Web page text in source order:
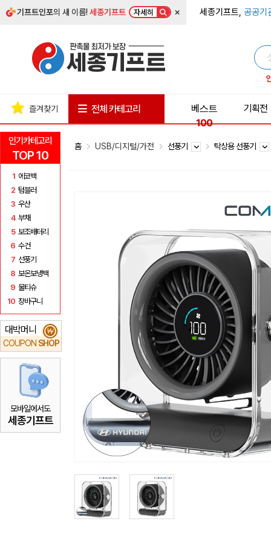
기프트인포의 새 이름!세종기프트 자세히 × 세종기프트, 공공기
인기카테고리
TOP 10
1 에코백
2 텀블러
3 우산
4 부채
5 보조배터리
6 수건
7 선풍기
8 보온보냉백
9 물티슈
10 장바구니
대박머니
COUPON SHOP
₩
모바일에서도
세종기프트
즐겨찾기 전체 카테고리
베스트
100
기획전
홈 USB/디지털/가전 선풍기 탁상용 선풍기